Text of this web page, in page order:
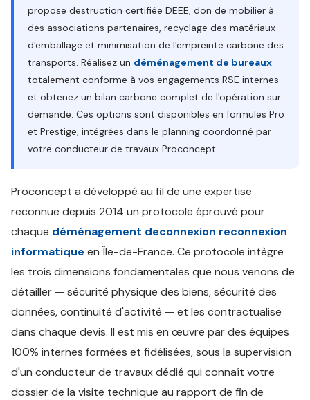
propose destruction certifiée DEEE, don de mobilier à
des associations partenaires, recyclage des matériaux
d'emballage et minimisation de l'empreinte carbone des
transports. Réalisez un déménagement de bureaux
totalement conforme à vos engagements RSE internes
et obtenez un bilan carbone complet de l'opération sur
demande. Ces options sont disponibles en formules Pro
et Prestige, intégrées dans le planning coordonné par
votre conducteur de travaux Proconcept.
Proconcept a développé au fil de une expertise
reconnue depuis 2014 un protocole éprouvé pour
chaque déménagement deconnexion reconnexion
informatique en Île-de-France. Ce protocole intègre
les trois dimensions fondamentales que nous venons de
détailler — sécurité physique des biens, sécurité des
données, continuité d'activité — et les contractualise
dans chaque devis. Il est mis en œuvre par des équipes
100% internes formées et fidélisées, sous la supervision
d'un conducteur de travaux dédié qui connaît votre
dossier de la visite technique au rapport de fin de